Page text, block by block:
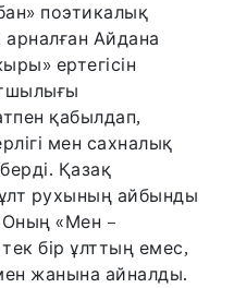
поэтикалық
Айдана
ертегісін
қабылдап,
мен сахналық
Қазақ
рухының айбынды
Оның «Мен –
бір ұлттың емес,
жанына айналды.